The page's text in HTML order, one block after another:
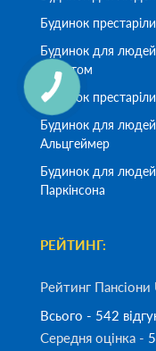
Будинок
Будинок для людей
діабетом
Будинок
Будинок для людей
Альцгеймер
Будинок для людей
Паркінсона
РЕЙТИНГ:
Рейтинг Пансіони
Всього - 542
Середня оцінка -